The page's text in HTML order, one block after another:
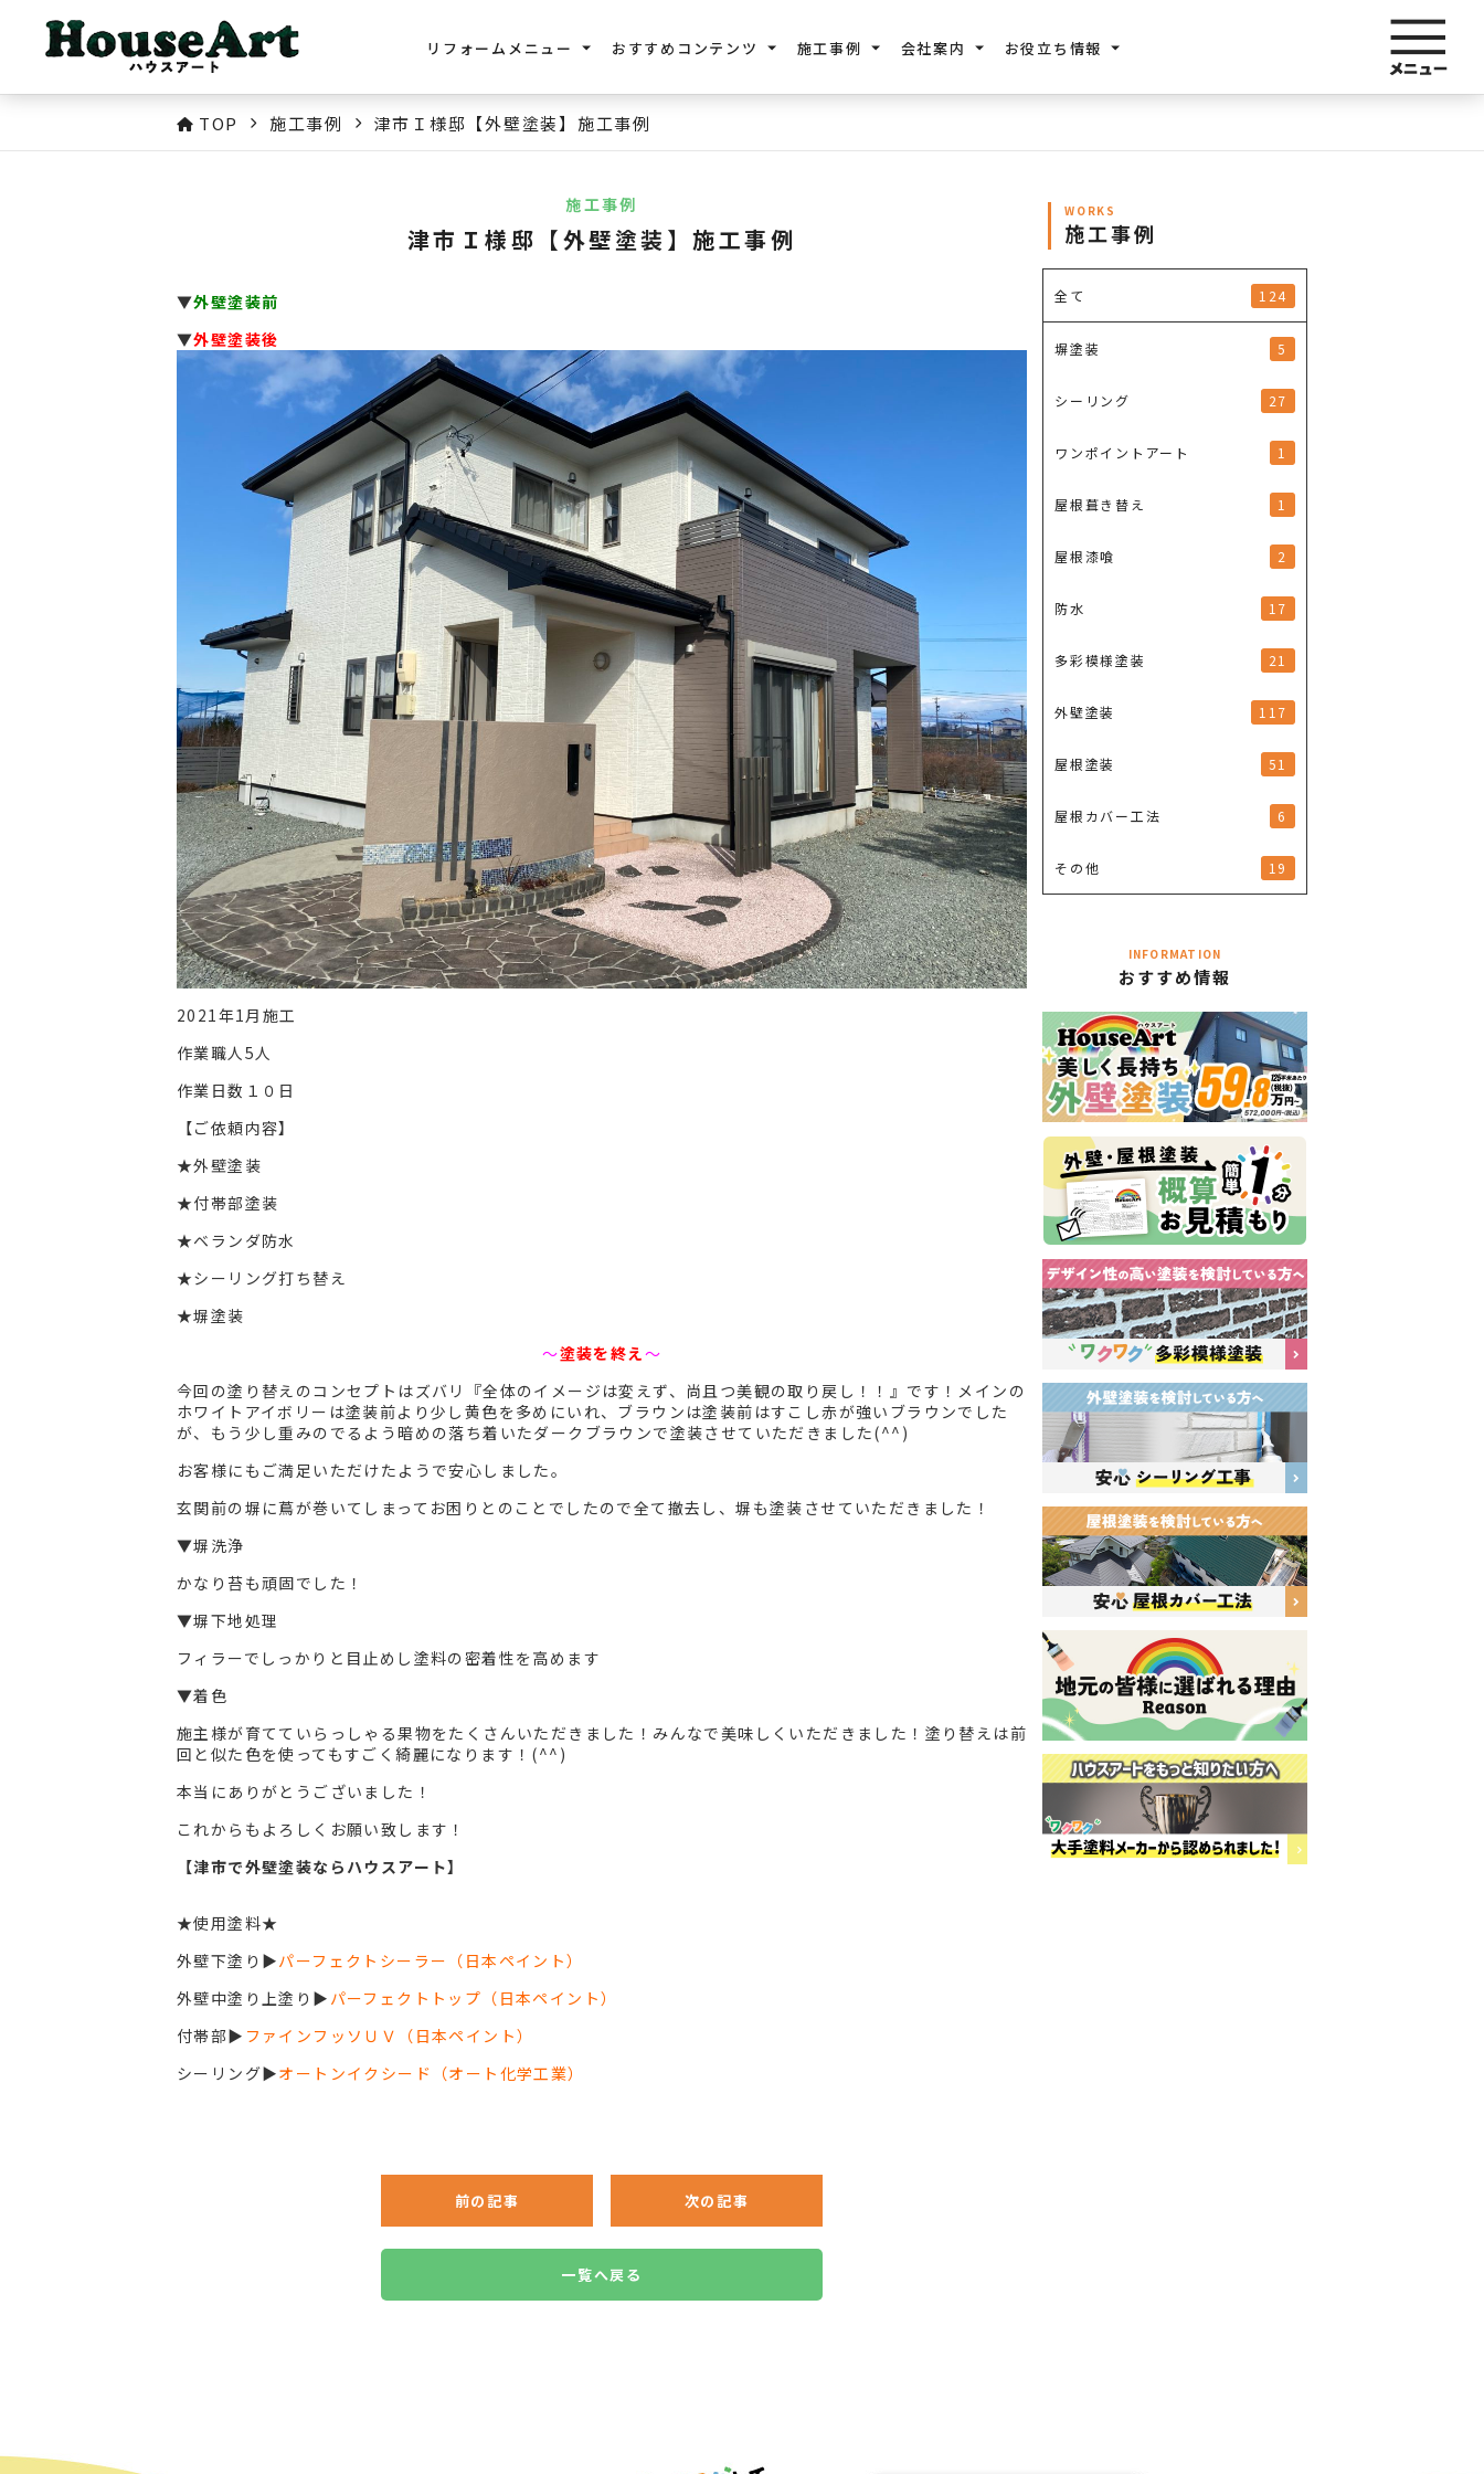
リフォームメニュー おすすめコンテンツ 施工事例 会社案内 お役立ち情報
TOP 施工事例 津市Ｉ様邸【外壁塗装】施工事例
施工事例
津市Ｉ様邸【外壁塗装】施工事例
▼外壁塗装前
▼外壁塗装後
2021年1月施工
作業職人5人
作業日数１０日
【ご依頼内容】
★外壁塗装
★付帯部塗装
★ベランダ防水
★シーリング打ち替え
★塀塗装
〜塗装を終え〜
今回の塗り替えのコンセプトはズバリ『全体のイメージは変えず、尚且つ美観の取り戻し！！』です！メインの
ホワイトアイボリーは塗装前より少し黄色を多めにいれ、ブラウンは塗装前はすこし赤が強いブラウンでした
が、もう少し重みのでるよう暗めの落ち着いたダークブラウンで塗装させていただきました(^^)
お客様にもご満足いただけたようで安心しました。
玄関前の塀に蔦が巻いてしまってお困りとのことでしたので全て撤去し、塀も塗装させていただきました！
▼塀洗浄
かなり苔も頑固でした！
▼塀下地処理
フィラーでしっかりと目止めし塗料の密着性を高めます
▼着色
施主様が育てていらっしゃる果物をたくさんいただきました！みんなで美味しくいただきました！塗り替えは前
回と似た色を使ってもすごく綺麗になります！(^^)
本当にありがとうございました！
これからもよろしくお願い致します！
【津市で外壁塗装ならハウスアート】
★使用塗料★
外壁下塗り▶︎パーフェクトシーラー（日本ペイント）
外壁中塗り上塗り▶︎ パーフェクトトップ（日本ペイント）
付帯部▶︎ ファインフッソＵＶ（日本ペイント）
シーリング▶︎オートンイクシード（オート化学工業）
前の記事 次の記事
一覧へ戻る
WORKS
施工事例
全て 124
塀塗装 5
シーリング 27
ワンポイントアート 1
屋根葺き替え 1
屋根漆喰 2
防水 17
多彩模様塗装 21
外壁塗装 117
屋根塗装 51
屋根カバー工法 6
その他 19
INFORMATION
おすすめ情報